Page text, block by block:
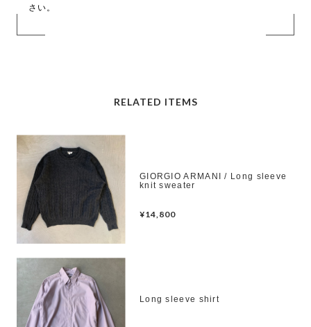
さい。
RELATED ITEMS
GIORGIO ARMANI / Long sleeve
knit sweater
¥14,800
Long sleeve shirt